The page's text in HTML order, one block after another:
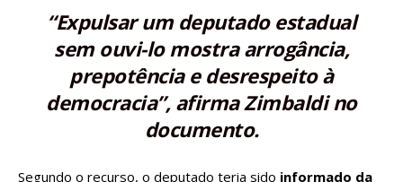
“Expulsar um deputado estadual
sem ouvi-lo mostra arrogância,
prepotência e desrespeito à
democracia”, afirma Zimbaldi no
documento.
Segundo o recurso, o deputado teria sido informado da